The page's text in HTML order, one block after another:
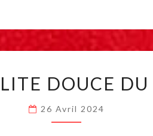
MOBILITE
DU
DOUCE
26 Avril 2024